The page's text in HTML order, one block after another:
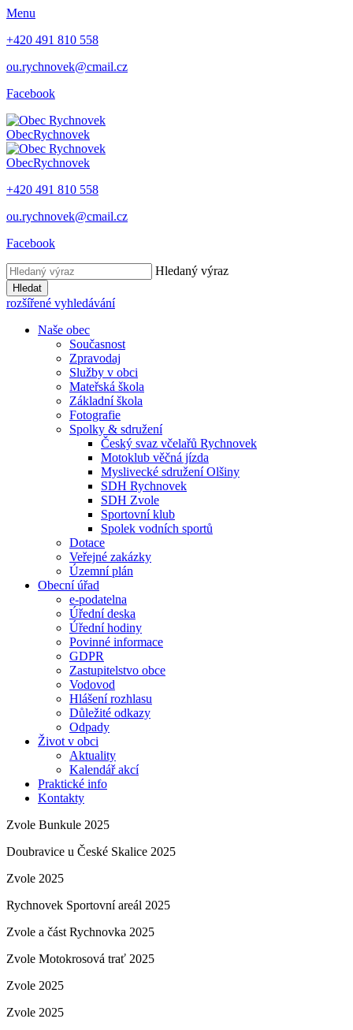
Menu
+420 491 810 558
ou.rychnovek@cmail.cz
Facebook
ObecRychnovek
ObecRychnovek
+420 491 810 558
ou.rychnovek@cmail.cz
Facebook
Hledaný výraz
Hledat
rozšířené vyhledávání
Naše obec
Současnost
Zpravodaj
Služby v obci
Mateřská škola
Základní škola
Fotografie
Spolky & sdružení
Český svaz včelařů Rychnovek
Motoklub věčná jízda
Myslivecké sdružení Olšiny
SDH Rychnovek
SDH Zvole
Sportovní klub
Spolek vodních sportů
Dotace
Veřejné zakázky
Územní plán
Obecní úřad
e-podatelna
Úřední deska
Úřední hodiny
Povinné informace
GDPR
Zastupitelstvo obce
Vodovod
Hlášení rozhlasu
Důležité odkazy
Odpady
Život v obci
Aktuality
Kalendář akcí
Praktické info
Kontakty
Zvole Bunkule 2025
Doubravice u České Skalice 2025
Zvole 2025
Rychnovek Sportovní areál 2025
Zvole a část Rychnovka 2025
Zvole Motokrosová trať 2025
Zvole 2025
Zvole 2025